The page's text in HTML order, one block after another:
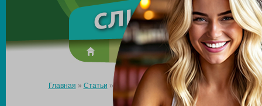
Made in the UK
О препарате Усиль эффект
Главная » Статьи »Диета для похудения женщинам после 55